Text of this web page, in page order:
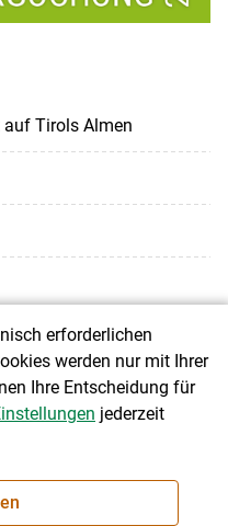
auf Tirols Almen
erforderlichen
werden nur mit Ihrer
Ihre Entscheidung für
jederzeit